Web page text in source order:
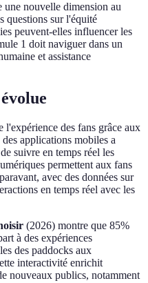
nouvelle dimension au
questions sur l'équité
peuvent-elles influencer les
1 doit naviguer dans un
et assistance
l'expérience des fans grâce aux
applications mobiles a
suivre en temps réel les
permettent aux fans
avec des données sur
en temps réel avec les
(2026) montre que 85%
à des expériences
des paddocks aux
interactivité enrichit
nouveaux publics, notamment